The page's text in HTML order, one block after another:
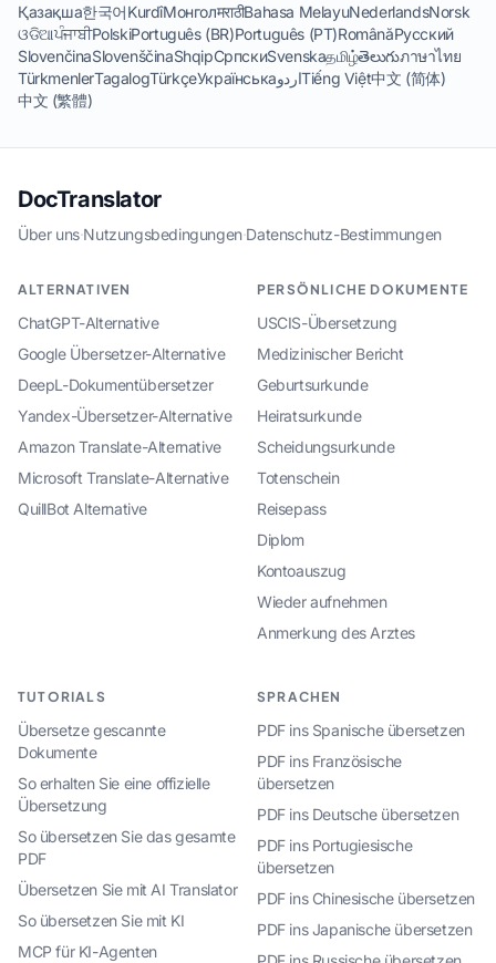
Қазақша한국어KurdîМонголमराठीBahasa MelayuNederlandsNorsk
ଓଡିଆਪੰਜਾਬੀPolskiPortuguês (BR)Português (PT)RomânăРусский
SlovenčinaSlovenščinaShqipСрпскиSvenskaதமிழ்తెలుగుภาษาไทย
TürkmenlerTagalogTürkçeУкраїнськаاردوTiếng Việt中文 (简体)
中文 (繁體)
DocTranslator
Über uns·Nutzungsbedingungen·Datenschutz-Bestimmungen
ALTERNATIVEN
ChatGPT-Alternative
Google Übersetzer-Alternative
DeepL-Dokumentübersetzer
Yandex-Übersetzer-Alternative
Amazon Translate-Alternative
Microsoft Translate-Alternative
QuillBot Alternative
PERSÖNLICHE DOKUMENTE
USCIS-Übersetzung
Medizinischer Bericht
Geburtsurkunde
Heiratsurkunde
Scheidungsurkunde
Totenschein
Reisepass
Diplom
Kontoauszug
Wieder aufnehmen
Anmerkung des Arztes
TUTORIALS
Übersetze gescannte
Dokumente
So erhalten Sie eine offizielle
Übersetzung
So übersetzen Sie das gesamte
PDF
Übersetzen Sie mit AI Translator
So übersetzen Sie mit KI
MCP für KI-Agenten
SPRACHEN
PDF ins Spanische übersetzen
PDF ins Französische
übersetzen
PDF ins Deutsche übersetzen
PDF ins Portugiesische
übersetzen
PDF ins Chinesische übersetzen
PDF ins Japanische übersetzen